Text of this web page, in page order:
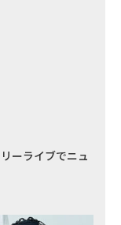
ーライブでニュ